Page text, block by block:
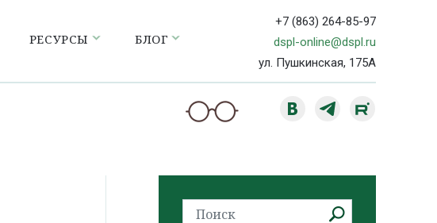
РЕСУРСЫ БЛОГ
+7 (863) 264-85-97
dspl-online@dspl.ru
ул. Пушкинская, 175А